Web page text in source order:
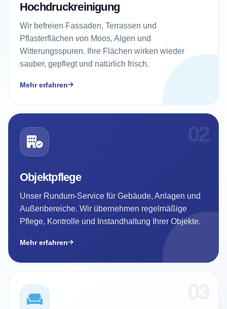
Hochdruckreinigung
Wir befreien Fassaden, Terrassen und
Pflasterflächen von Moos, Algen und
Witterungsspuren. Ihre Flächen wirken wieder
sauber, gepflegt und natürlich frisch.
Mehr erfahren
Objektpflege
Unser Rundum-Service für Gebäude, Anlagen und
Außenbereiche. Wir übernehmen regelmäßige
Pflege, Kontrolle und Instandhaltung Ihrer Objekte.
Mehr erfahren